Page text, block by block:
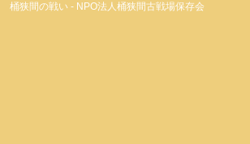
桶狭間の戦い - NPO法人桶狭間古戦場保存会